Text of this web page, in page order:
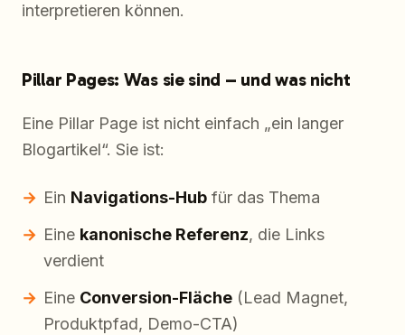
interpretieren können.
Pillar Pages: Was sie sind – und was nicht
Eine Pillar Page ist nicht einfach „ein langer
Blogartikel“. Sie ist:
Ein Navigations-Hub für das Thema
Eine kanonische Referenz, die Links
verdient
Eine Conversion-Fläche (Lead Magnet,
Produktpfad, Demo-CTA)